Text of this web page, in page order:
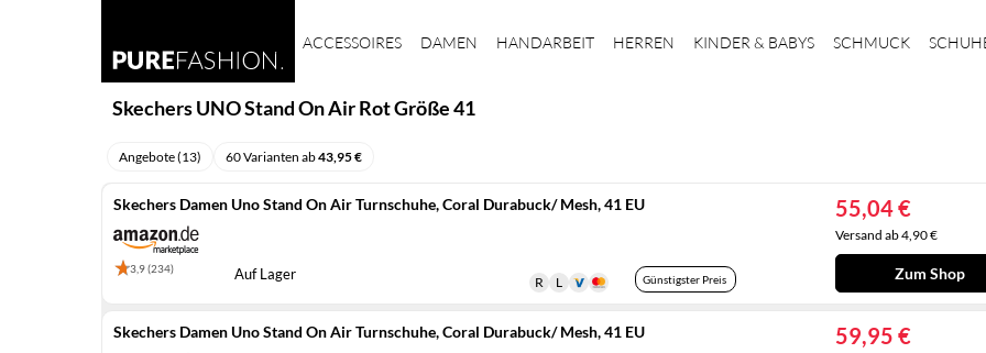
ACCESSOIRES DAMEN HANDARBEIT HERREN KINDER & BABYS SCHMUCK
Skechers UNO Stand On Air Rot Größe 41
Angebote (13) 60 Varianten ab43,95 €
Skechers Damen Uno Stand On Air Turnschuhe, Coral Durabuck/ Mesh, 41 EU
3,9 (234)
Günstigster Preis
Auf Lager
55,04 €
Versand ab 4,90 €
Zum Shop
Skechers Damen Uno Stand On Air Turnschuhe, Coral Durabuck/ Mesh, 41 EU 59,95 €